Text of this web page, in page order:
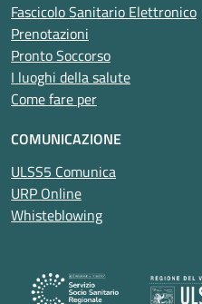
Fascicolo Sanitario Elettronico
Prenotazioni
Pronto Soccorso
I luoghi della salute
Come fare per
COMUNICAZIONE
ULSS5 Comunica
URP Online
Whisteblowing